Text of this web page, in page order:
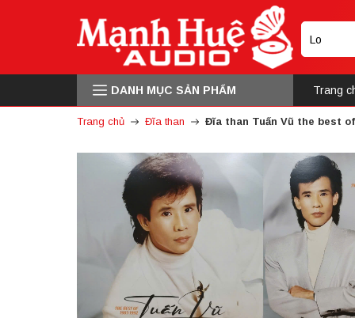
DANH MỤC SẢN PHẨM Trang
Trang chủ Đĩa than Đĩa than Tuấn Vũ the best of